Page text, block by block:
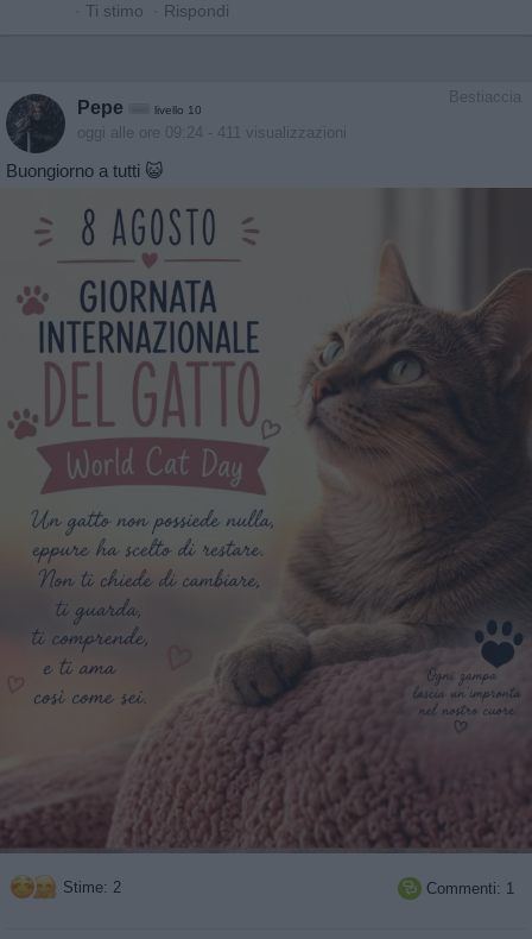
· Ti stimo · Rispondi
Bestiaccia
Pepe livello 10
oggi alle ore 09:24 - 411 visualizzazioni
Buongiorno a tutti 😺
Stime: 2  Commenti: 1